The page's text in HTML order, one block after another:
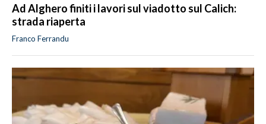
Ad Alghero finiti i lavori sul viadotto sul Calich:
strada riaperta
Franco Ferrandu